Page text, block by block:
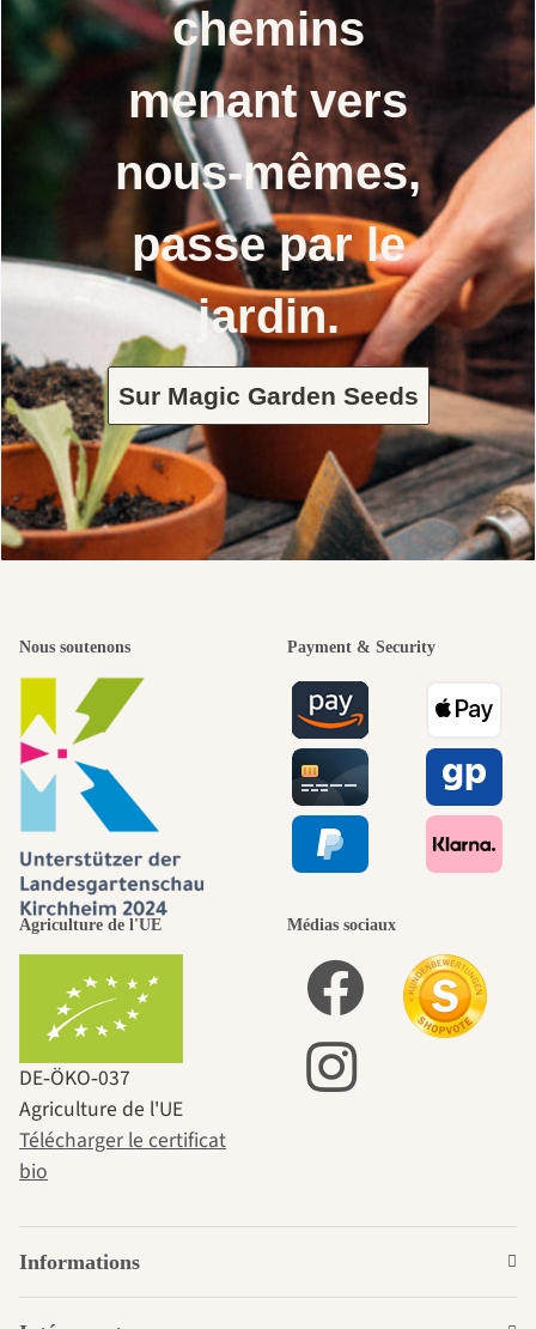
chemins
menant vers
nous-mêmes,
passe par le
jardin.
Sur Magic Garden Seeds
Nous soutenons Payment & Security
Agriculture de l'UE
DE‑ÖKO‑037
Agriculture de l'UE
Télécharger le certificat
bio
Médias sociaux
Informations